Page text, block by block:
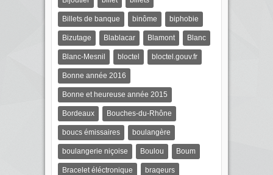
Billets de banque binôme biphobie
Bizutage Blablacar Blamont Blanc
Blanc-Mesnil bloctel bloctel.gouv.fr
Bonne année 2016
Bonne et heureuse année 2015
Bordeaux Bouches-du-Rhône
boucs émissaires boulangère
boulangerie niçoise Boulou Boum
Bracelet éléctronique braqeurs